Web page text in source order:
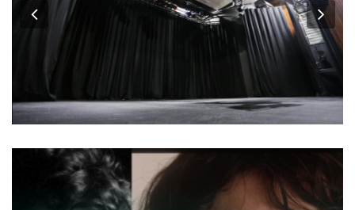
Previous